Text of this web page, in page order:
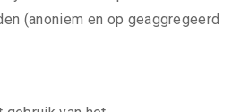
(anoniem en op geaggregeerd